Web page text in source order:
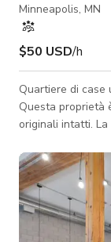
Minneapolis, MN
$50 USD/h
Quartiere di case
Questa proprietà
originali intatti.
vicine tra cui
Universal